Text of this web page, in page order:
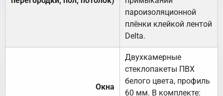
пароизоляционной
плёнки клейкой лентой
Delta.
Окна
Двухкамерные
стеклопакеты ПВХ
белого цвета, профиль
60 мм. В комплекте: